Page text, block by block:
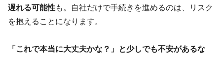
遅れる可能性も。自社だけで手続きを進めるのは、リスク
を抱えることになります。
「これで本当に大丈夫かな？」と少しでも不安があるな